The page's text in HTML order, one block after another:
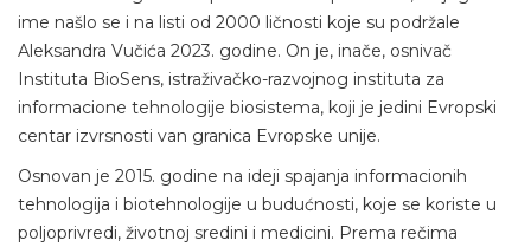
ime našlo se i na listi od 2000 ličnosti koje su podržale
Aleksandra Vučića 2023. godine. On je, inače, osnivač
Instituta BioSens, istraživačko-razvojnog instituta za
informacione tehnologije biosistema, koji je jedini Evropski
centar izvrsnosti van granica Evropske unije.
Osnovan je 2015. godine na ideji spajanja informacionih
tehnologija i biotehnologije u budućnosti, koje se koriste u
poljoprivredi, životnoj sredini i medicini. Prema rečima